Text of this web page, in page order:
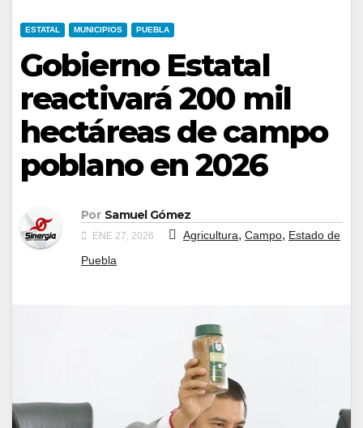
ESTATAL MUNICIPIOS PUEBLA
Gobierno Estatal
reactivará 200 mil
hectáreas de campo
poblano en 2026
Por Samuel Gómez
ENE 27, 2026 Agricultura, Campo, Estado de
Puebla